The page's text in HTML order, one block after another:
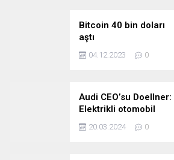
Bitcoin 40 bin doları
aştı
04.12.2023 0
Audi CEO’su Doellner:
Elektrikli otomobil
stratejimize sadık
kalacağız
20.03.2024 0